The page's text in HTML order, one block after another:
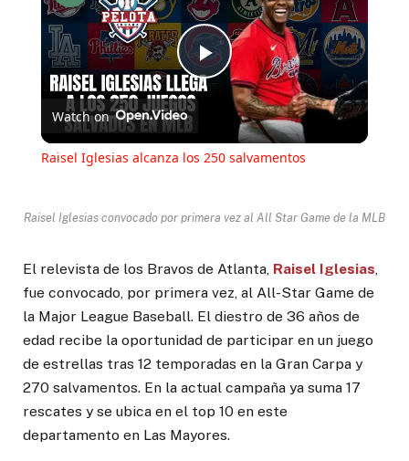
Play
Video
Watch on
Raisel Iglesias alcanza los 250 salvamentos
Raisel Iglesias convocado por primera vez al All Star Game de la MLB
El relevista de los Bravos de Atlanta, Raisel Iglesias,
fue convocado, por primera vez, al All-Star Game de
la Major League Baseball. El diestro de 36 años de
edad recibe la oportunidad de participar en un juego
de estrellas tras 12 temporadas en la Gran Carpa y
270 salvamentos. En la actual campaña ya suma 17
rescates y se ubica en el top 10 en este
departamento en Las Mayores.